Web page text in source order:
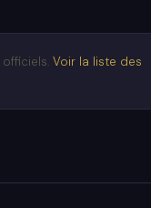
Voir la liste des